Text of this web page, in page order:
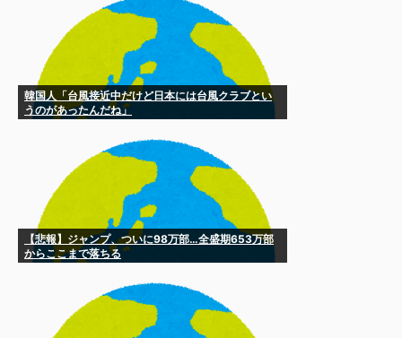
韓国人「台風接近中だけど日本には台風クラブとい
うのがあったんだね」
【悲報】ジャンプ、ついに98万部…全盛期653万部
からここまで落ちる